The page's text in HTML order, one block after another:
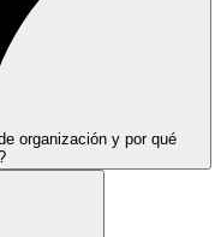
organización y por qué